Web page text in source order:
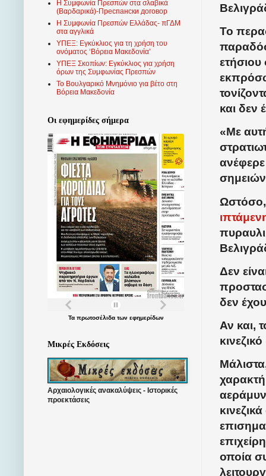
Το
και δεν
«Με
Ωστόσο,
Δεν
δεν
Αν και,
οποία
Η Συμφωνία Πρεσπών στα σλαβικά
(Βαρδαρικά)-Преспански договор
Η Συμφωνία Πρεσπών Ελλάδας- πΓΔΜ
στα αγγλικά
ΥΠΕΞ: Εγκύκλιος για τη χρήση του
ονόματος ‘Βόρεια Μακεδονία’
ΥΠΕΞ Σκοπίων: Εγκύκλιος για χρήση
όρων της Συμφωνίας Πρεσπών
Το Βουλγαρικό Μνημόνιο για βέτο στη
Βόρεια Μακεδονία
Οι εφημερίδες σήμερα
Τα πρωτοσέλιδατων εφημερίδων
Μικρές Εκδόσεις
Αρχαιολογικές ανακαλύψεις - Ιστορικές
προεκτάσεις